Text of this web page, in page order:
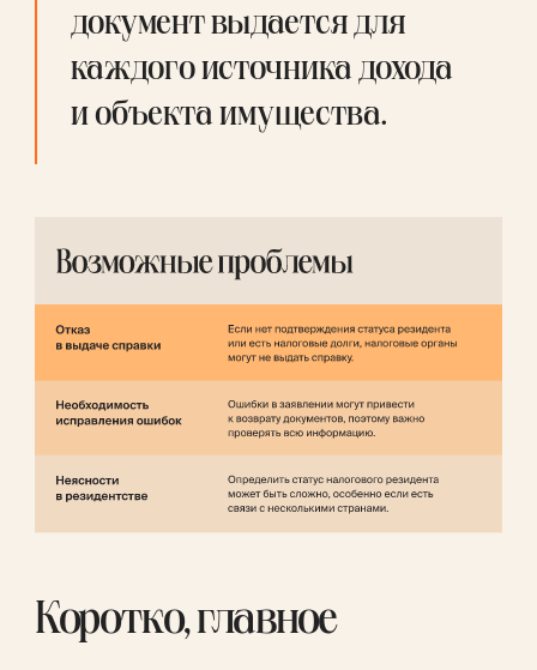
документ выдается для
каждого источника дохода
и объекта имущества.
Коротко, главное